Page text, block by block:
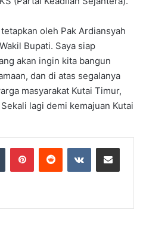
oleh Pak Ardiansyah
Bupati. Saya siap
akan ingin kita bangun
dan di atas segalanya
masyarakat Kutai Timur,
lagi demi kemajuan Kutai
Tumblr PinterestReddit VKontakteShare via Email